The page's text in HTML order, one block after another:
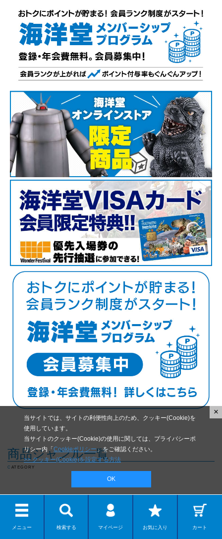
商品ジャンル一覧
CATEGORY
メニュー 検索する マイページ お気に入り カート
当サイトでは、サイトの利便性向上のため、クッキー(Cookie)を
使用しています。
当サイトのクッキー(Cookie)の使用に関しては、プライバシーポ
リシー内「 Cookieポリシー」をご確認ください。
>> クッキー(Cookie)を設定する方法
OK
×